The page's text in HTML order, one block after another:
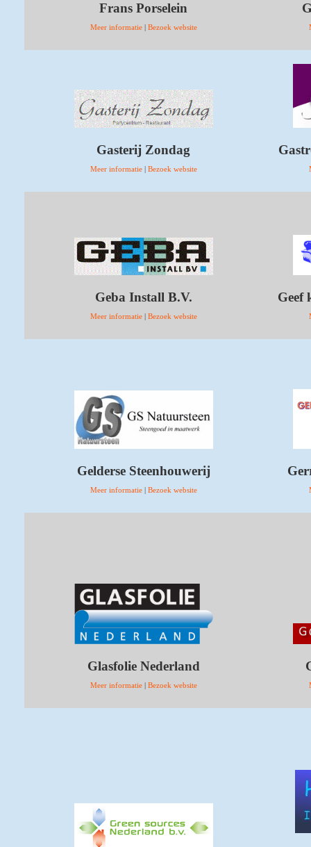
Frans Porselein
Meer informatie| Bezoek website
Gasterij Zondag
Meer informatie| Bezoek website
Geba Install B.V.
Meer informatie| Bezoek website
Geef
Gelderse Steenhouwerij
Meer informatie| Bezoek website
Glasfolie Nederland
Meer informatie| Bezoek website